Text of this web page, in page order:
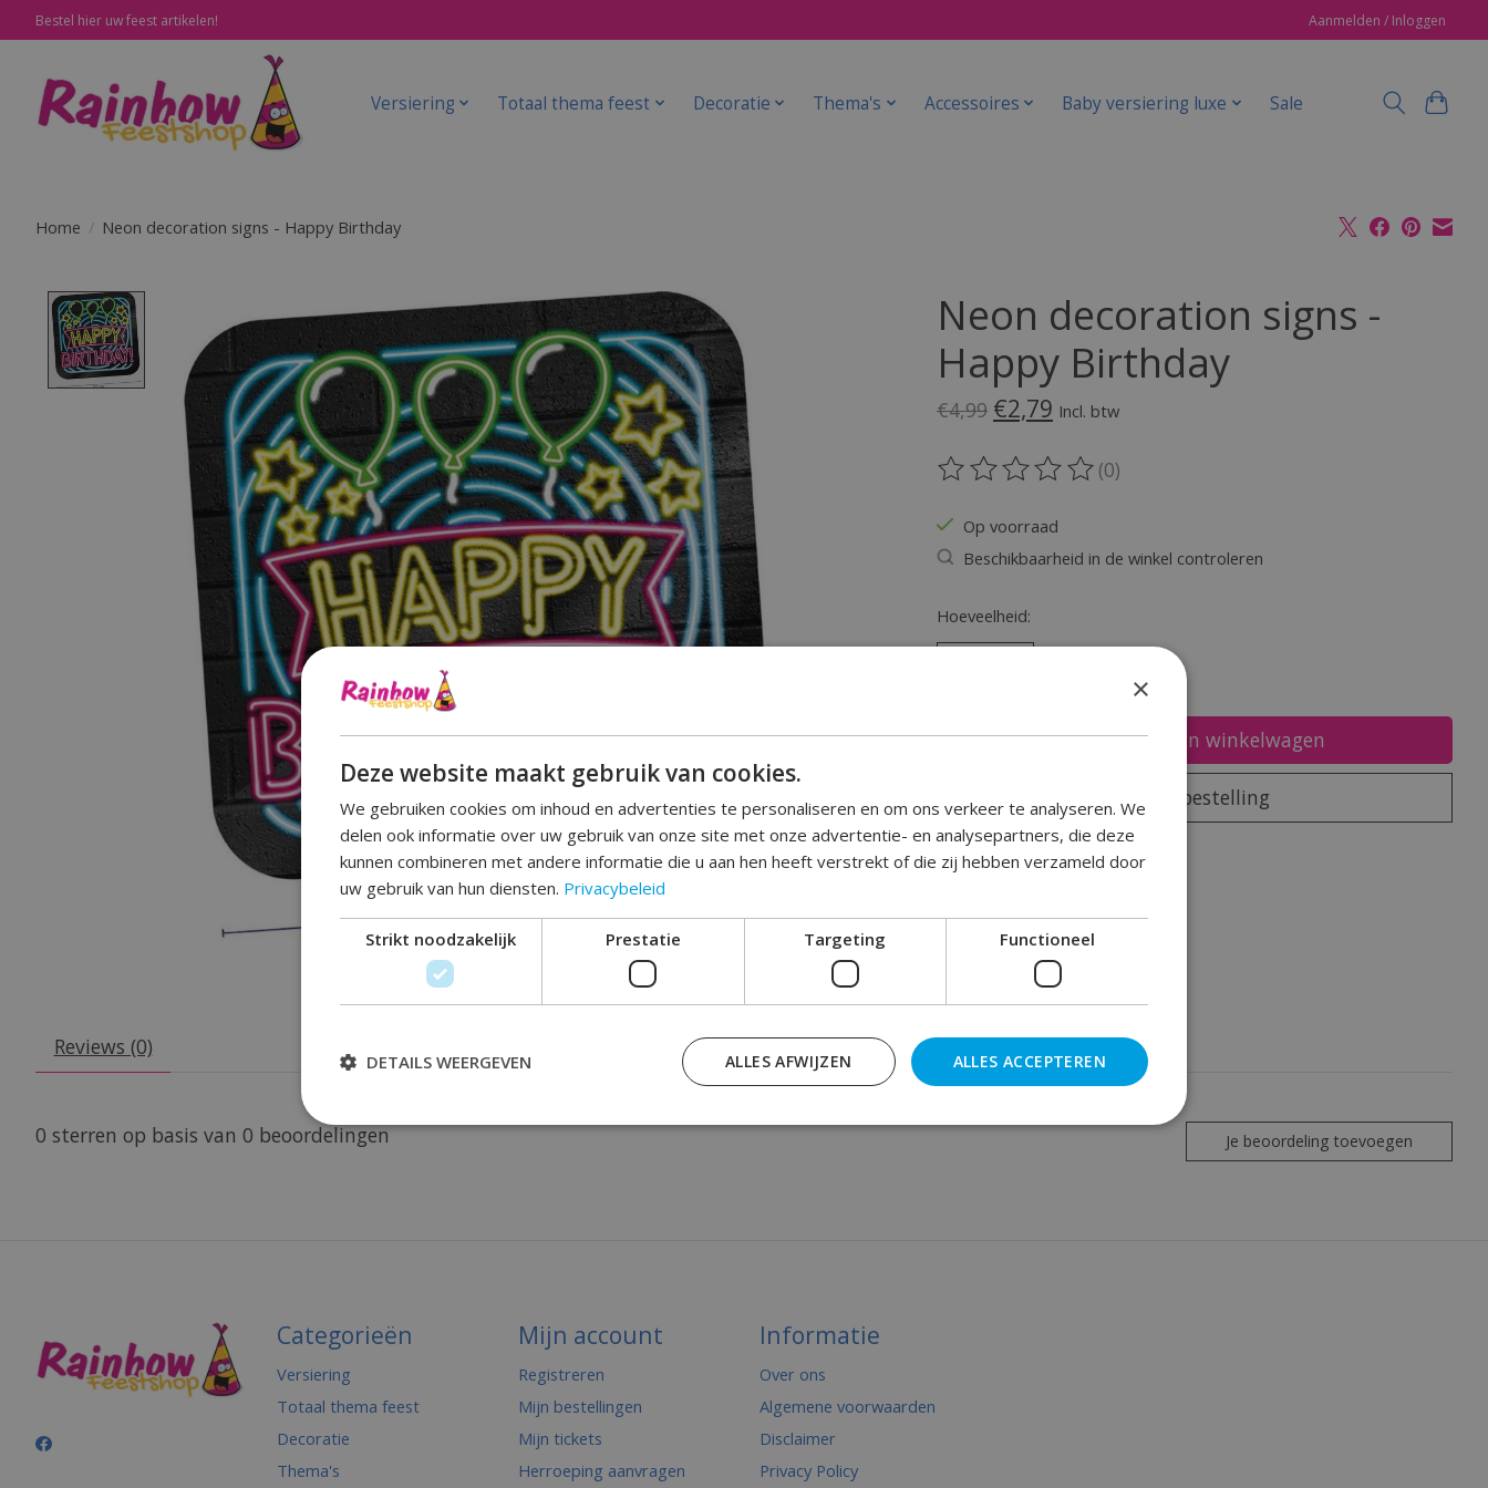
Bestel hier uw feest artikelen! Aanmelden / Inloggen
Versiering Totaal thema feest Decoratie Thema's Accessoires Baby versiering luxe Sale
Home / Neon decoration signs - Happy Birthday
Product image slideshow Items
Neon decoration signs -
Happy Birthday
€4,99 €2,79 Incl. btw
De beoordeling van dit product is
(0)
Op voorraad
Beschikbaarheid in de winkel controleren
Hoeveelheid:
Toevoegen aan winkelwagen
Plaats bestelling
Toevoegen om te vergelijken
Reviews (0)
0 sterren op basis van 0 beoordelingen Je beoordeling toevoegen
Categorieën
Versiering
Totaal thema feest
Decoratie
Thema's
Mijn account
Registreren
Mijn bestellingen
Mijn tickets
Herroeping aanvragen
Informatie
Over ons
Algemene voorwaarden
Disclaimer
Privacy Policy
×
Deze website maakt gebruik van cookies.
We gebruiken cookies om inhoud en advertenties te personaliseren en om ons verkeer te analyseren. We
delen ook informatie over uw gebruik van onze site met onze advertentie- en analysepartners, die deze
kunnen combineren met andere informatie die u aan hen heeft verstrekt of die zij hebben verzameld door
uw gebruik van hun diensten. Privacybeleid
Strikt noodzakelijk Prestatie Targeting Functioneel
ALLES ACCEPTEREN
ALLES AFWIJZEN
DETAILS WEERGEVEN